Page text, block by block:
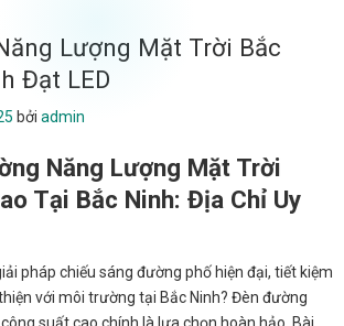
Lượng Mặt Trời Bắc
Đạt LED
bởi admin
Năng Lượng Mặt Trời
Tại Bắc Ninh: Địa Chỉ Uy
pháp chiếu sáng đường phố hiện đại, tiết kiệm
với môi trường tại Bắc Ninh? Đèn đường